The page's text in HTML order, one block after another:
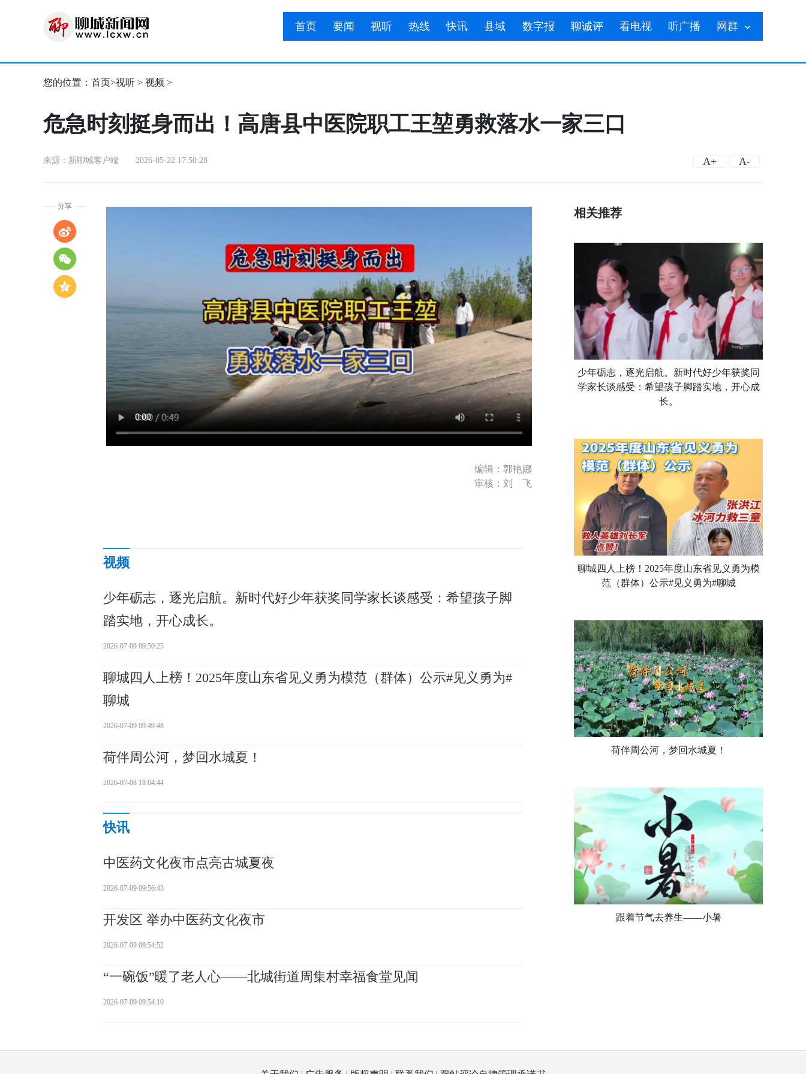
首页 要闻 视听 热线 快讯 县域 数字报 聊诚评 看电视 听广播 网群
您的位置： 首页>视听 > 视频 >
危急时刻挺身而出！高唐县中医院职工王堃勇救落水一家三口
来源：新聊城客户端 2026-05-22 17:50:28 A+ A-
分享
编辑：郭艳娜
审核：刘 飞
相关推荐
少年砺志，逐光启航。新时代好少年获奖同
学家长谈感受：希望孩子脚踏实地，开心成
长。
聊城四人上榜！2025年度山东省见义勇为模
范（群体）公示#见义勇为#聊城
荷伴周公河，梦回水城夏！
跟着节气去养生——小暑
视频
少年砺志，逐光启航。新时代好少年获奖同学家长谈感受：希望孩子脚
踏实地，开心成长。
2026-07-09 09:50:25
聊城四人上榜！2025年度山东省见义勇为模范（群体）公示#见义勇为#
聊城
2026-07-09 09:49:48
荷伴周公河，梦回水城夏！
2026-07-08 18:04:44
快讯
中医药文化夜市点亮古城夏夜
2026-07-09 09:56:43
开发区 举办中医药文化夜市
2026-07-09 09:54:52
“一碗饭”暖了老人心——北城街道周集村幸福食堂见闻
2026-07-09 09:54:10